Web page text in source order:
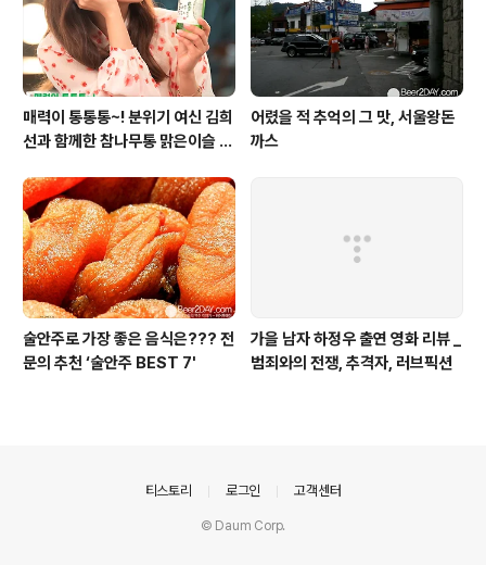
매력이 통통통~! 분위기 여신 김희
선과 함께한 참나무통 맑은이슬 T
어렸을 적 추억의 그 맛, 서울왕돈
까스
술안주로 가장 좋은 음식은??? 전
문의 추천 ‘술안주 BEST 7'
가을 남자 하정우 출연 영화 리뷰 _
범죄와의 전쟁, 추격자, 러브픽션
티스토리 로그인 고객센터
© Daum Corp.